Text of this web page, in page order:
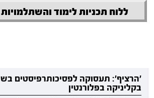
ללוח תכניות לימוד והשתלמויות
'הרציף': תעסוקה לפסיכותרפיסטים
בקליניקה בפלורנטין